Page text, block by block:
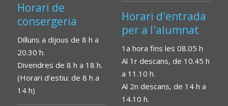
Horari de
consergeria
Dilluns a dijous de 8 h a
20.30 h.
Divendres de 8 h a 18 h.
(Horari d'estiu: de 8 h a
14 h)
Horari d'entrada
per a l'alumnat
1a hora fins les 08.05 h
Al 1r descans, de 10.45 h
a 11.10 h.
Al 2n descans, de 14 h a
14.10 h.